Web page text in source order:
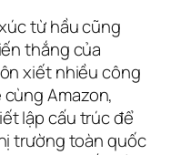
từ hầu cũng
thắng của
xiết nhiều công
Amazon,
lập cấu trúc để
trường toàn quốc